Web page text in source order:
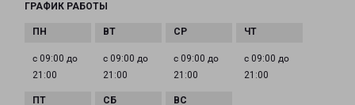
ГРАФИК РАБОТЫ
с 09:00 до
21:00
с 09:00 до
21:00
с 09:00 до
21:00
с 09:00 до
21:00